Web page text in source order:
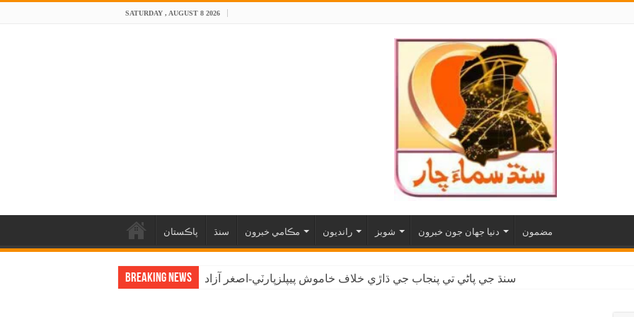
SATURDAY , AUGUST 8 2026
پاڪستان سنڌ مڪامي خبرون رانديون شوبز دنيا جهان جون خبرون مضمون
Breaking News سنڌ جي پاڻي تي پنجاب جي ڌاڙي خلاف خاموش پيپلزپارٽي-اصغر آزاد